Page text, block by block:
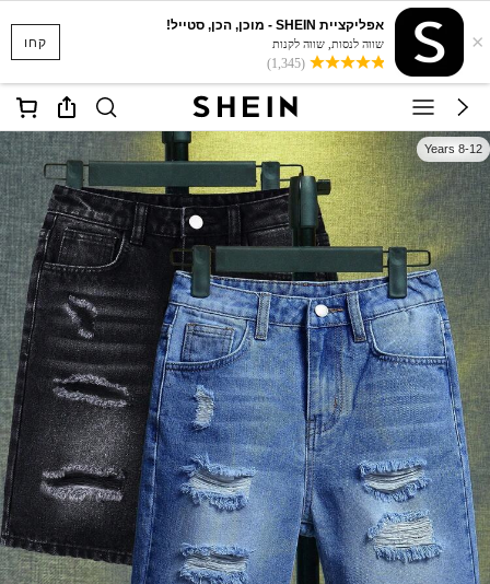
קחו ×
אפליקציית SHEIN - מוכן, הכן, סטייל!
שווה לנסות, שווה לקנות
(1,345)
8-12 Years